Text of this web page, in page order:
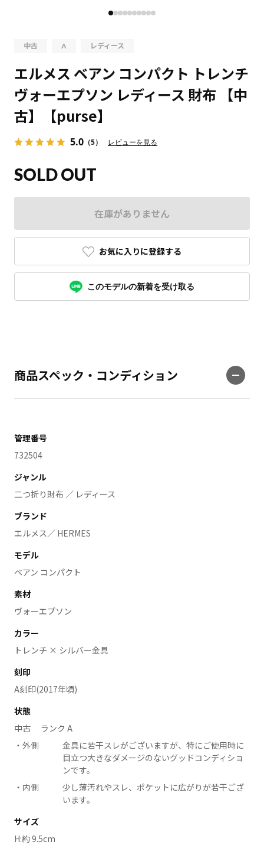
中古 A レディース
エルメス ベアン コンパクト トレンチ
ヴォーエプソン レディース 財布 【中
古】【purse】
5.0 （5） レビューを見る
SOLD OUT
在庫がありません
お気に入りに登録する
このモデルの新着を受け取る
商品スペック・コンディション
管理番号
732504
ジャンル
二つ折り財布 ／ レディース
ブランド
エルメス／ HERMES
モデル
ベアン コンパクト
素材
ヴォーエプソン
カラー
トレンチ × シルバー金具
刻印
A刻印(2017年頃)
状態
中古 ランク A
外側
金具に若干スレがございますが、特にご使用時に
目立つ大きなダメージのないグッドコンディショ
ンです。
内側
少し薄汚れやスレ、ポケットに広がりが若干ござ
います。
サイズ
H:約 9.5cm